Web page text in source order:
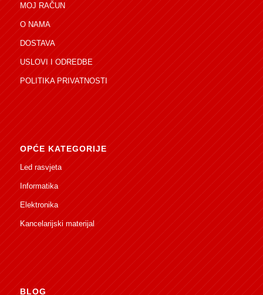
MOJ RAČUN
O NAMA
DOSTAVA
USLOVI I ODREDBE
POLITIKA PRIVATNOSTI
OPĆE KATEGORIJE
Led rasvjeta
Informatika
Elektronika
Kancelarijski materijal
BLOG